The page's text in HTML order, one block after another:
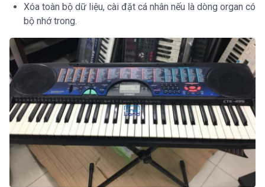
Xóa toàn bộ dữ liệu, cài đặt cá nhân nếu là dòng organ có
bộ nhớ trong.